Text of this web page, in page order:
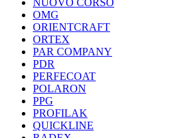
NUOVO CORSO
OMG
ORIENTCRAFT
ORTEX
PAR COMPANY
PDR
PERFECOAT
POLARON
PPG
PROFILAK
QUICKLINE